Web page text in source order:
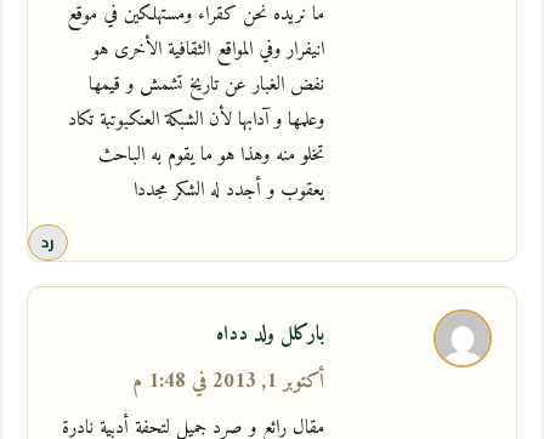
ما نريده نحن كقراء ومستهلكين في موقع
انيفرار وفي المواقع الثقافية الأخرى هو
نفض الغبار عن تاريخ تشمش و قيمها
وعلمها و آدابها لأن الشبكة العنكبوتبة تكاد
تخلو منه وهذا هو ما يقوم به الباحث
يعقوب و أجدد له الشكر مجددا
رد
باركلل ولد دداه
أكتوبر 1, 2013 في 1:48 م
مقال رائع و صرد جميل لتحفة أدبية نادرة